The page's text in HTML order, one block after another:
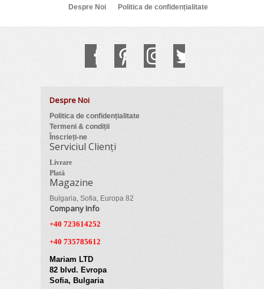
Despre Noi Politica de confidențialitate
Despre Noi
Politica de confidențialitate
Termeni & condiții
Înscrieți-ne
Serviciul Clienți
Livrare
Plată
Magazine
Bulgaria, Sofia, Europa 82
Company Info
+40 723614252
+40 735785612
Mariam LTD
82 blvd. Evropa
Sofia, Bulgaria